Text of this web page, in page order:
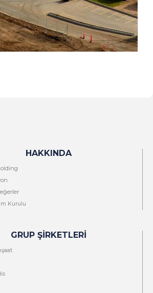
HAKKINDA
Kurulu
GRUP ŞIRKETLERI